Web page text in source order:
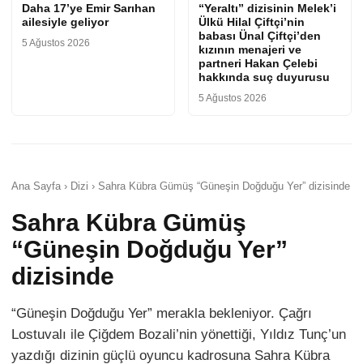
Daha 17’ye Emir Sarıhan
ailesiyle geliyor
5 Ağustos 2026
“Yeraltı” dizisinin Melek’i
Ülkü Hilal Çiftçi’nin
babası Ünal Çiftçi’den
kızının menajeri ve
partneri Hakan Çelebi
hakkında suç duyurusu
5 Ağustos 2026
Ana Sayfa › Dizi › Sahra Kübra Gümüş “Güneşin Doğduğu Yer” dizisinde
Sahra Kübra Gümüş
“Güneşin Doğduğu Yer”
dizisinde
“Güneşin Doğduğu Yer” merakla bekleniyor. Çağrı
Lostuvalı ile Çiğdem Bozali’nin yönettiği, Yıldız Tunç’un
yazdığı dizinin güçlü oyuncu kadrosuna Sahra Kübra